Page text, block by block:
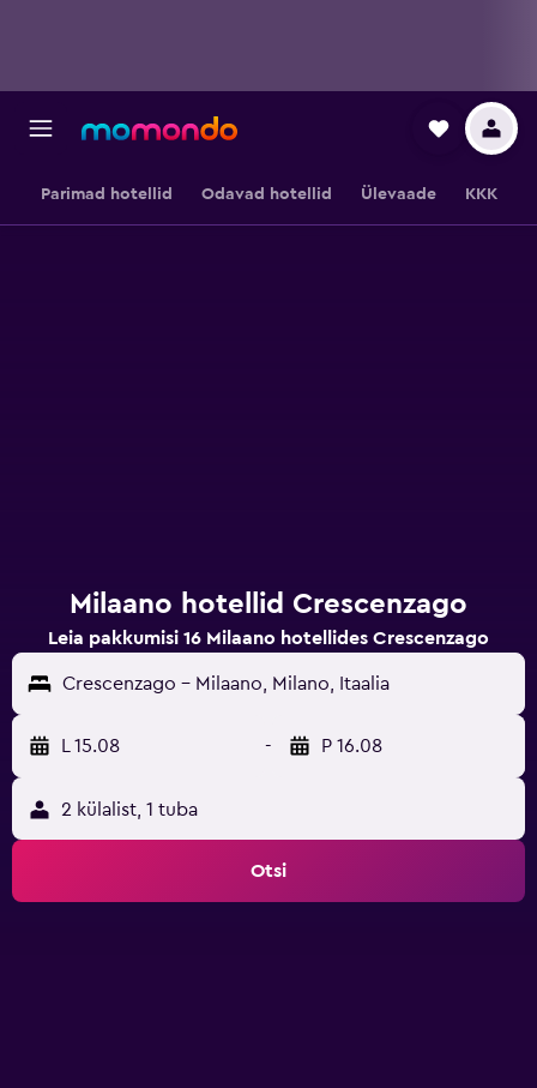
Parimad hotellid Odavad hotellid Ülevaade KKK
Milaano hotellid Crescenzago
Leia pakkumisi 16 Milaano hotellides Crescenzago
Crescenzago - Milaano, Milano, Itaalia
L 15.08 - P 16.08
2 külalist, 1 tuba
Otsi